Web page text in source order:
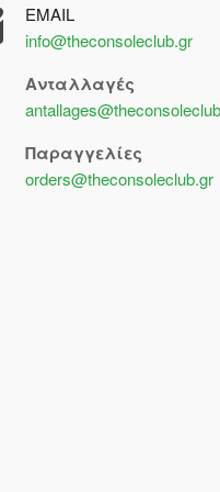
EMAIL
info@theconsoleclub.gr
Ανταλλαγές
Παραγγελίες
orders@theconsoleclub.gr